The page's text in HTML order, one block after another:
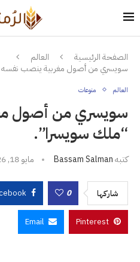
الصفحة الرئيسية
العالم
سويسري من أصول مغربية ينصب نفسه
العالم منوعات
سويسري من أصول
“ملك سويسرا”.
كتبهBassam Salman مايو 18, 2026
شاركها 0
Pinterest
Email